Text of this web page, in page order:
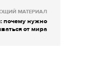
МАТЕРИАЛ
почему нужно
от мира